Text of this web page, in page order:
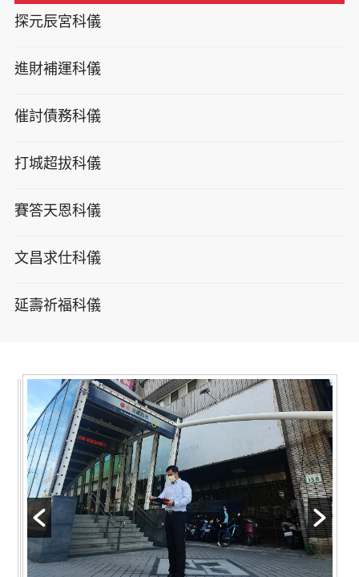
探元辰宮科儀
進財補運科儀
催討債務科儀
打城超拔科儀
賽答天恩科儀
文昌求仕科儀
延壽祈福科儀